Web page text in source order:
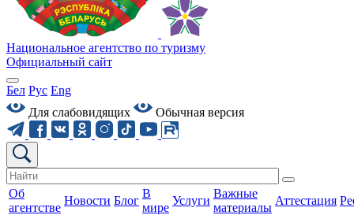
Национальное агентство по туризму
Официальный сайт
Бел Рус Eng
Для слабовидящих
Обычная версия
Об
агентстве
Новости Блог
В
мире
Услуги
Важные
материалы
Аттестация